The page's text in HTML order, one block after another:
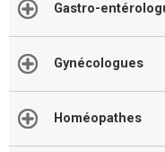
Gastro-
Gynécologues
Homéopathes